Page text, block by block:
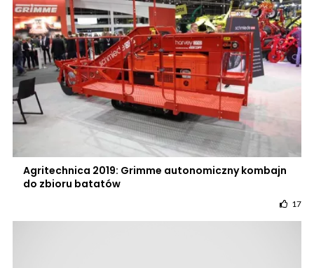
Agritechnica 2019: Grimme autonomiczny kombajn
do zbioru batatów
17